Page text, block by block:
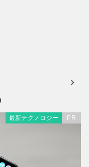
最新テクノロジー PR